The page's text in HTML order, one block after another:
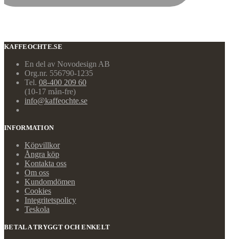
KAFFEOCHTE.SE
En del av Novodesign AB
Org.nr. 556790-1235
Tel. 08-400 209 60
(10-17 mån-fre)
info@kaffeochte.se
INFORMATION
Köpvillkor
Ångra köp
Kontakta oss
Om oss
Kundomdömen
Cookies
Integritetspolicy
Teskola
BETALA TRYGGT OCH ENKELT